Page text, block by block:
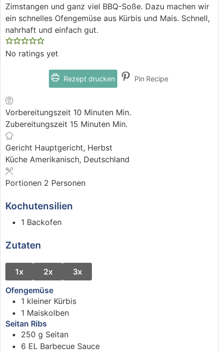
Zimstangen und ganz viel BBQ-Soße. Dazu machen wir
ein schnelles Ofengemüse aus Kürbis und Mais. Schnell,
nahrhaft und einfach gut.
No ratings yet
Rezept drucken Pin Recipe
Vorbereitungszeit 10 Minuten Min.
Zubereitungszeit 15 Minuten Min.
Gericht Hauptgericht, Herbst
Küche Amerikanisch, Deutschland
Portionen 2 Personen
Kochutensilien
1 Backofen
Zutaten
1x 2x
3x
Ofengemüse
1 kleiner Kürbis
1 Maiskolben
Seitan Ribs
250 g Seitan
6 EL Barbecue Sauce